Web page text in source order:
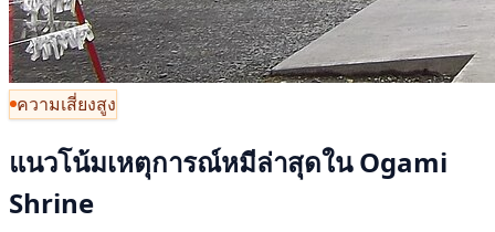
ความเสี่ยงสูง
แนวโน้มเหตุการณ์หมีล่าสุดใน Ogami
Shrine